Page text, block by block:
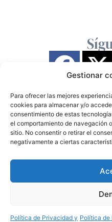
Gestionar
Para ofrecer las mejores
cookies para almacenar y/o
consentimiento de estas
el comportamiento de navegación
sitio. No consentir o retirar el
negativamente a ciertas
Política de Privacidad y Política de